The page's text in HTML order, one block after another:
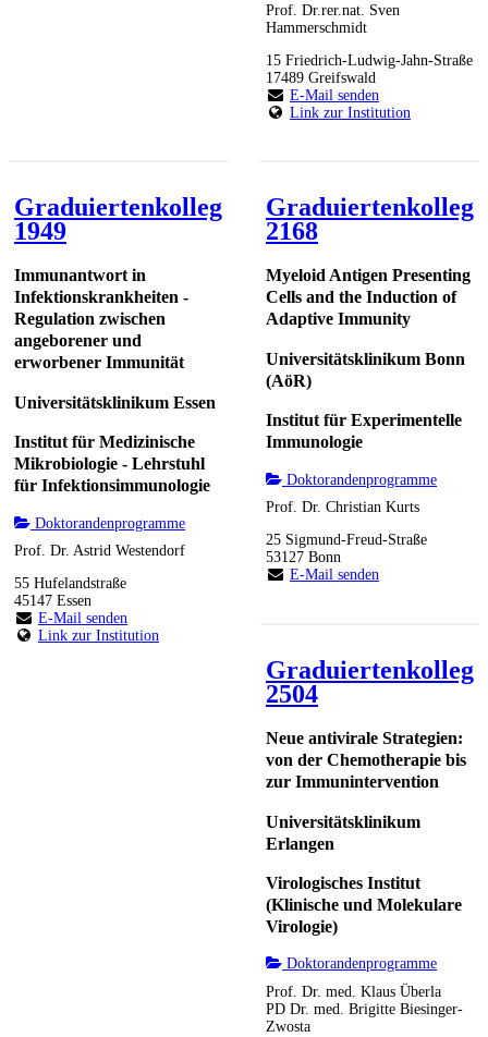
Prof. Dr.rer.nat. Sven
Hammerschmidt
15 Friedrich-Ludwig-Jahn-Straße
17489 Greifswald
E-Mail senden
Link zur Institution
Graduiertenkolleg
1949
Immunantwort in
Infektionskrankheiten -
Regulation zwischen
angeborener und
erworbener Immunität
Universitätsklinikum Essen
Institut für Medizinische
Mikrobiologie - Lehrstuhl
für Infektionsimmunologie
Doktorandenprogramme
Prof. Dr. Astrid Westendorf
55 Hufelandstraße
45147 Essen
E-Mail senden
Link zur Institution
Graduiertenkolleg
2168
Myeloid Antigen Presenting
Cells and the Induction of
Adaptive Immunity
Universitätsklinikum Bonn
(AöR)
Institut für Experimentelle
Immunologie
Doktorandenprogramme
Prof. Dr. Christian Kurts
25 Sigmund-Freud-Straße
53127 Bonn
E-Mail senden
Graduiertenkolleg
2504
Neue antivirale Strategien:
von der Chemotherapie bis
zur Immunintervention
Universitätsklinikum
Erlangen
Virologisches Institut
(Klinische und Molekulare
Virologie)
Doktorandenprogramme
Prof. Dr. med. Klaus Überla
PD Dr. med. Brigitte Biesinger-
Zwosta